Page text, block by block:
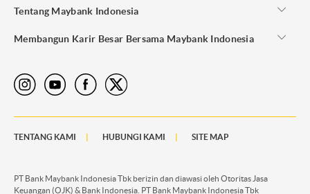
Tentang Maybank Indonesia
Membangun Karir Besar Bersama Maybank Indonesia
TENTANG KAMI HUBUNGI KAMI SITE MAP
PT Bank Maybank Indonesia Tbk berizin dan diawasi oleh Otoritas Jasa
Keuangan (OJK) & Bank Indonesia. PT Bank Maybank Indonesia Tbk